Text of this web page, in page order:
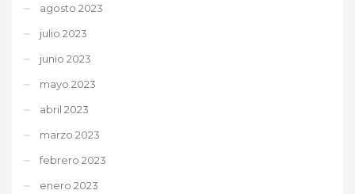
agosto 2023
julio 2023
junio 2023
mayo 2023
abril 2023
marzo 2023
febrero 2023
enero 2023